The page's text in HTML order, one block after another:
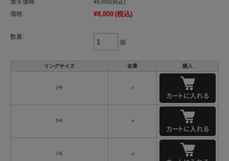
通常価格: ¥8,800(税込)
価格: ¥8,800 (税込)
数量:
個
リングサイズ 在庫 購入
3号 ○
5号 ○
7号 ○